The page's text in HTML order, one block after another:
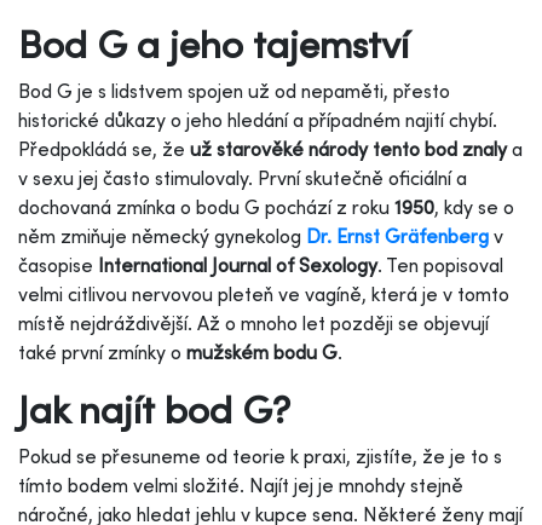
Bod G a jeho tajemství
Bod G je s lidstvem spojen už od nepaměti, přesto
historické důkazy o jeho hledání a případném najití chybí.
Předpokládá se, že už starověké národy tento bod znalya
v sexu jej často stimulovaly. První skutečně oficiální a
dochovaná zmínka o bodu G pochází z roku 1950, kdy se o
něm zmiňuje německý gynekolog Dr. Ernst Gräfenberg v
časopise International Journal of Sexology. Ten popisoval
velmi citlivou nervovou pleteň ve vagíně, která je v tomto
místě nejdráždivější. Až o mnoho let později se objevují
také první zmínky o mužském bodu G.
Jak najít bod G?
Pokud se přesuneme od teorie k praxi, zjistíte, že je to s
tímto bodem velmi složité. Najít jej je mnohdy stejně
náročné, jako hledat jehlu v kupce sena. Některé ženy mají